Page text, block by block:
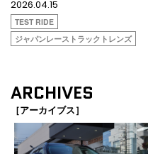
2026.04.15
TEST RIDE
ジャパンレーストラックトレンズ
ARCHIVES
［アーカイブス］